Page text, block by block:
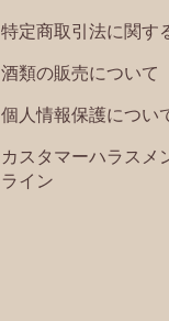
特定商取引法に関す
酒類の販売について
個人情報保護につい
カスタマーハラスメ
ライン